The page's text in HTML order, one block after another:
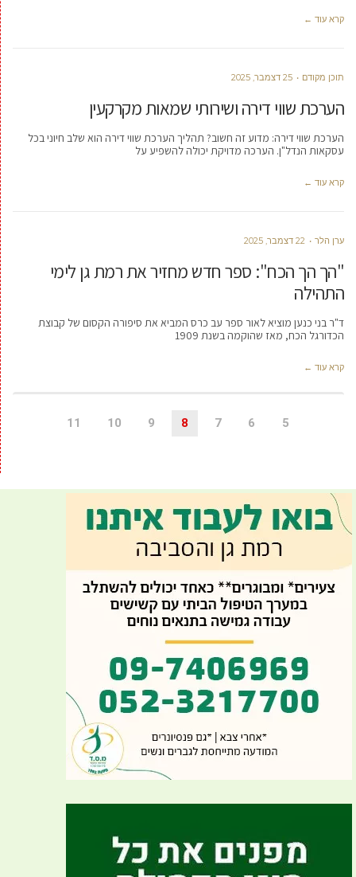
קרא עוד ←
תוכן מקודם 25 דצמבר, 2025
הערכת שווי דירה ושירותי שמאות מקרקעין
הערכת שווי דירה: מדוע זה חשוב? תהליך הערכת שווי דירה הוא שלב חיוני בכל
עסקאות הנדל"ן. הערכה מדויקת יכולה להשפיע על
קרא עוד ←
ערן הלר 22 דצמבר, 2025
"הך הך הכח": ספר חדש מחזיר את רמת גן לימי
התהילה
ד"ר בני כנען מוציא לאור ספר עב כרס המביא את סיפורה הקסום של קבוצת
הכדורגל הכח, מאז שהוקמה בשנת 1909
קרא עוד ←
5
6
7
8
9
10
11